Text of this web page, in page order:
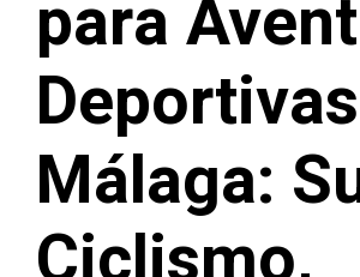
para
Málaga: